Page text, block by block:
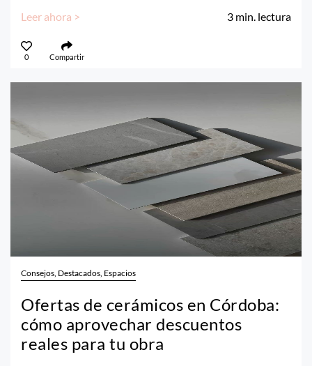
Leer ahora > 3 min. lectura
0 Compartir
Consejos, Destacados, Espacios
Ofertas de cerámicos en Córdoba:
cómo aprovechar descuentos
reales para tu obra